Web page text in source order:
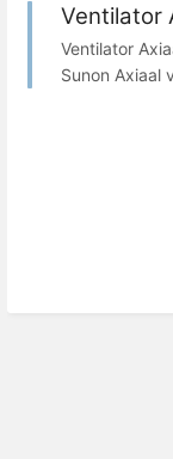
Ventilator
Ventilator
Sunon Axiaal